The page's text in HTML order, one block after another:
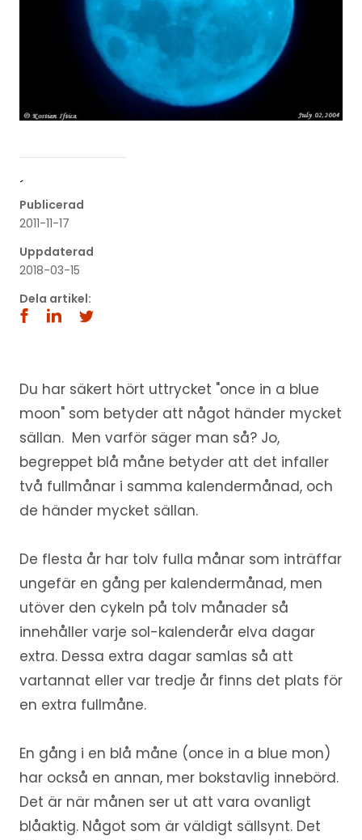
´
Publicerad
2011-11-17
Uppdaterad
2018-03-15
Dela artikel:
Du har säkert hört uttrycket "once in a blue
moon" som betyder att något händer mycket
sällan. Men varför säger man så? Jo,
begreppet blå måne betyder att det infaller
två fullmånar i samma kalendermånad, och
de händer mycket sällan.
De flesta år har tolv fulla månar som inträffar
ungefär en gång per kalendermånad, men
utöver den cykeln på tolv månader så
innehåller varje sol-kalenderår elva dagar
extra. Dessa extra dagar samlas så att
vartannat eller var tredje år finns det plats för
en extra fullmåne.
En gång i en blå måne (once in a blue mon)
har också en annan, mer bokstavlig innebörd.
Det är när månen ser ut att vara ovanligt
blåaktig. Något som är väldigt sällsynt. Det